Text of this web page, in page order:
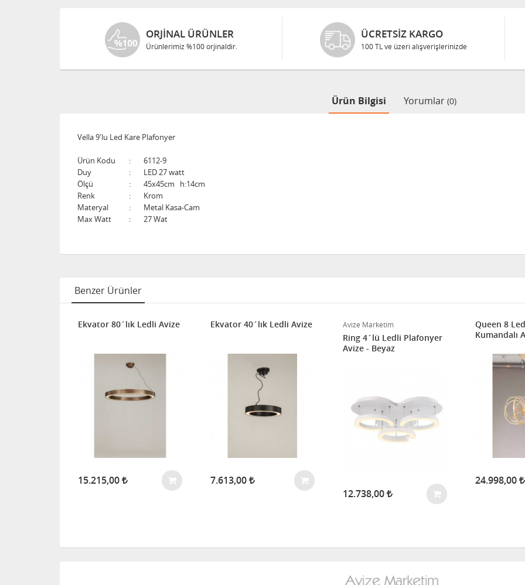
ORJINAL ÜRÜNLER
Ürünlerimiz %100 orjinaldir.
ÜCRETSIZ KARGO
100 TL ve üzeri alışverişlerinizde
Ürün Bilgisi Yorumlar (0)
Vella 9'lu Led Kare Plafonyer
Ürün Kodu :
6112-9
Duy
:
LED 27 watt
Ölçü
:
45x45cm h:14cm
Renk
:
Krom
Materyal
:
Metal Kasa-Cam
Max Watt
: 27 Wat
Benzer Ürünler
Ekvator 80´lık Ledli Avize
15.215,00
Ekvator 40´lık Ledli Avize
7.613,00
Avize Marketim
Ring 4´lü Ledli Plafonyer
Avize - Beyaz
12.738,00
Queen 8
Kumandalı
24.998,00